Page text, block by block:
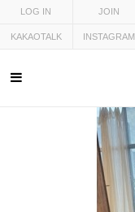
LOG IN JOIN
KAKAOTALK INSTAGRAM